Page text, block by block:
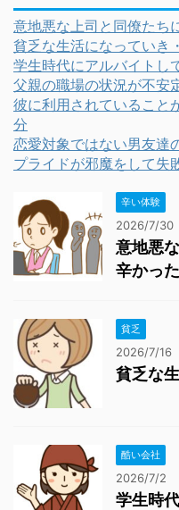
意地悪な上司と同僚たち
貧乏な生活になっていき
学生時代にアルバイトし
父親の職場の状況が不安
彼に利用されていること
分
恋愛対象ではない男友達
プライドが邪魔をして失
辛い体験
2026/7/30
意地悪
辛かっ
貧乏
2026/7/16
貧乏な
酷い会社
2026/7/2
学生時